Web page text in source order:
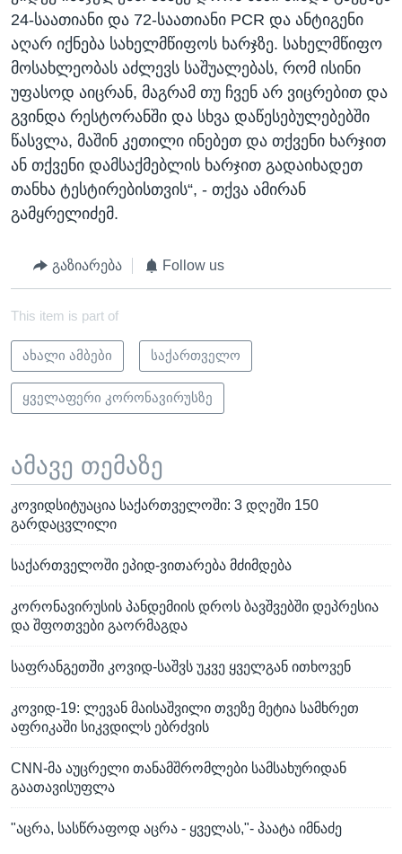
24-საათიანი და 72-საათიანი PCR და ანტიგენი
აღარ იქნება სახელმწიფოს ხარჯზე. სახელმწიფო
მოსახლეობას აძლევს საშუალებას, რომ ისინი
უფასოდ აიცრან, მაგრამ თუ ჩვენ არ ვიცრებით და
გვინდა რესტორანში და სხვა დაწესებულებებში
წასვლა, მაშინ კეთილი ინებეთ და თქვენი ხარჯით
ან თქვენი დამსაქმებლის ხარჯით გადაიხადეთ
თანხა ტესტირებისთვის“, - თქვა ამირან
გამყრელიძემ.
გაზიარება Follow us
This item is part of
ახალი ამბები საქართველო
ყველაფერი კორონავირუსზე
ამავე თემაზე
კოვიდსიტუაცია საქართველოში: 3 დღეში 150
გარდაცვლილი
საქართველოში ეპიდ-ვითარება მძიმდება
კორონავირუსის პანდემიის დროს ბავშვებში დეპრესია
და შფოთვები გაორმაგდა
საფრანგეთში კოვიდ-საშვს უკვე ყველგან ითხოვენ
კოვიდ-19: ლევან მაისაშვილი თვეზე მეტია სამხრეთ
აფრიკაში სიკვდილს ებრძვის
CNN-მა აუცრელი თანამშრომლები სამსახურიდან
გაათავისუფლა
"აცრა, სასწრაფოდ აცრა - ყველას,"- პაატა იმნაძე